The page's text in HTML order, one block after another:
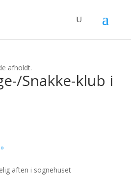
afholdt.
Snakke-klub i
»
aften i sognehuset